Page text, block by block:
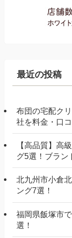
最近の投稿
布団の宅配ク
社を料金・口
【高品質】高
グ5選！ブラン
北九州市小倉
ング7選！
福岡県飯塚市
選！